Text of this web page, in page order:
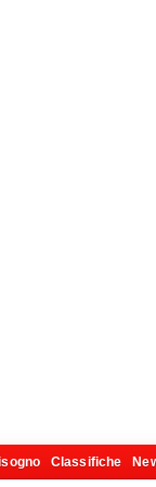
Classifiche